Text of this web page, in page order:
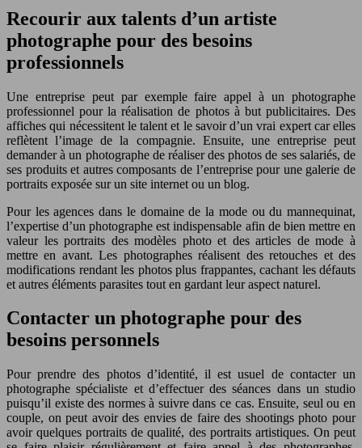
Recourir aux talents d’un artiste
photographe pour des besoins
professionnels
Une entreprise peut par exemple faire appel à un photographe
professionnel pour la réalisation de photos à but publicitaires. Des
affiches qui nécessitent le talent et le savoir d’un vrai expert car elles
reflètent l’image de la compagnie. Ensuite, une entreprise peut
demander à un photographe de réaliser des photos de ses salariés, de
ses produits et autres composants de l’entreprise pour une galerie de
portraits exposée sur un site internet ou un blog.
Pour les agences dans le domaine de la mode ou du mannequinat,
l’expertise d’un photographe est indispensable afin de bien mettre en
valeur les portraits des modèles photo et des articles de mode à
mettre en avant. Les photographes réalisent des retouches et des
modifications rendant les photos plus frappantes, cachant les défauts
et autres éléments parasites tout en gardant leur aspect naturel.
Contacter un photographe pour des
besoins personnels
Pour prendre des photos d’identité, il est usuel de contacter un
photographe spécialiste et d’effectuer des séances dans un studio
puisqu’il existe des normes à suivre dans ce cas. Ensuite, seul ou en
couple, on peut avoir des envies de faire des shootings photo pour
avoir quelques portraits de qualité, des portraits artistiques. On peut